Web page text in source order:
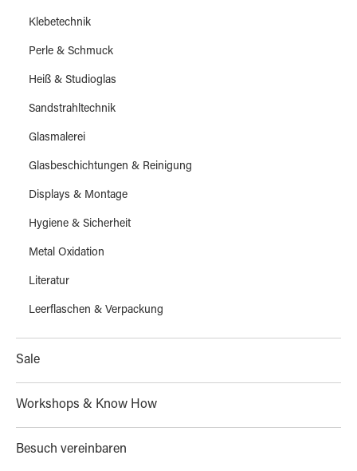
Klebetechnik
Perle & Schmuck
Heiß & Studioglas
Sandstrahltechnik
Glasmalerei
Glasbeschichtungen & Reinigung
Displays & Montage
Hygiene & Sicherheit
Metal Oxidation
Literatur
Leerflaschen & Verpackung
Sale
Workshops & Know How
Besuch vereinbaren